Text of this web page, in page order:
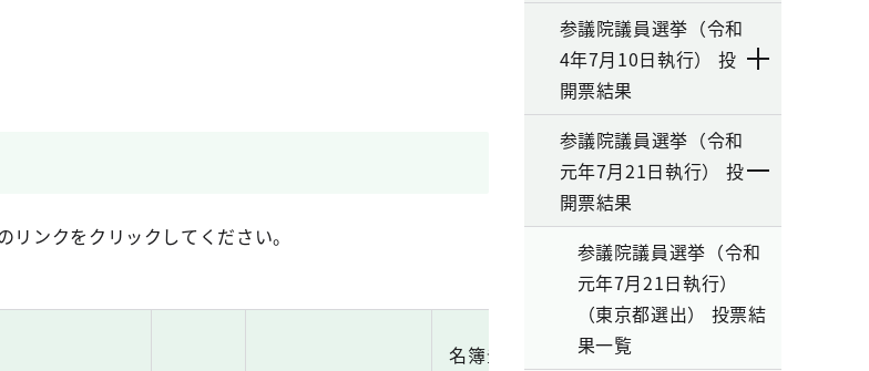
ンクをクリックしてください。
名簿登載者候補者
参議院議員選挙（令和
4年7月10日執行） 投
開票結果
参議院議員選挙（令和
元年7月21日執行） 投
開票結果
参議院議員選挙（令和
元年7月21日執行）
（東京都選出） 投票結
果一覧